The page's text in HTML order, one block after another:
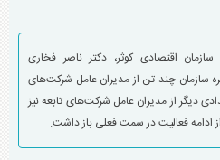
اقتصادی کوثر، دکتر ناصر فخاری
سازمان چند تن از مدیران عامل شرکت‌های
دیگر از مدیران عامل شرکت‌های تابعه نیز
ادامه فعالیت در سمت فعلی باز داشت.